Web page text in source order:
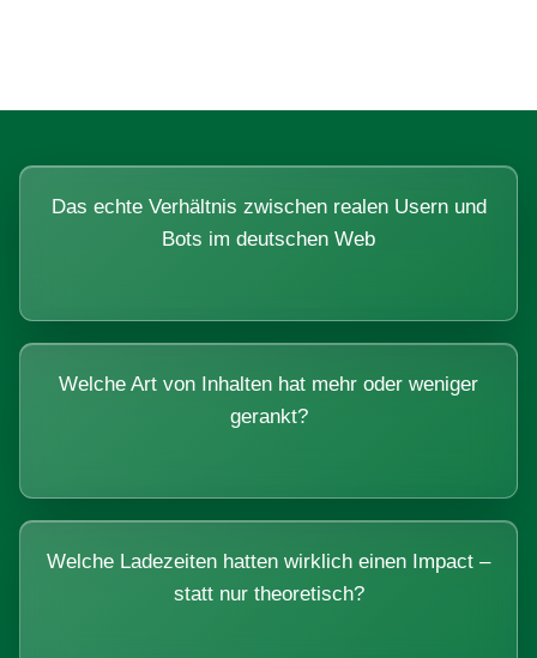
Das echte Verhältnis zwischen realen Usern und
Bots im deutschen Web
Welche Art von Inhalten hat mehr oder weniger
gerankt?
Welche Ladezeiten hatten wirklich einen Impact –
statt nur theoretisch?